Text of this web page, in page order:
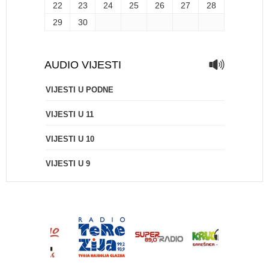
22
23 24 25 26 27
28
29
30
AUDIO VIJESTI
VIJESTI U PODNE
VIJESTI U 11
VIJESTI U 10
VIJESTI U 9